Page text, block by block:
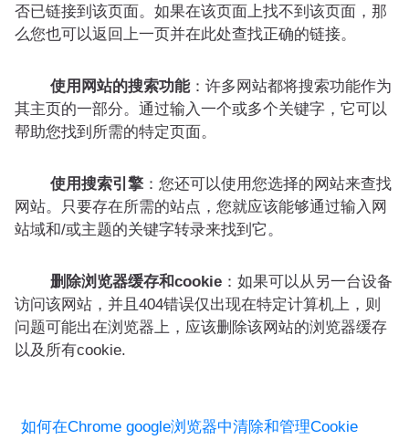
否已链接到该页面。如果在该页面上找不到该页面，那
么您也可以返回上一页并在此处查找正确的链接。
使用网站的搜索功能：许多网站都将搜索功能作为
其主页的一部分。通过输入一个或多个关键字，它可以
帮助您找到所需的特定页面。
使用搜索引擎 ：您还可以使用您选择的网站来查找
网站。只要存在所需的站点，您就应该能够通过输入网
站域和/或主题的关键字转录来找到它。
删除浏览器缓存和cookie ：如果可以从另一台设备
访问该网站，并且404错误仅出现在特定计算机上，则
问题可能出在浏览器上，应该删除该网站的浏览器缓存
以及所有cookie.
如何在Chrome google浏览器中清除和管理Cookie